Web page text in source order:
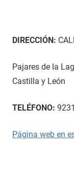
DIRECCIÓN:
Pajares de la
Castilla y León
TELÉFONO:
Página web en